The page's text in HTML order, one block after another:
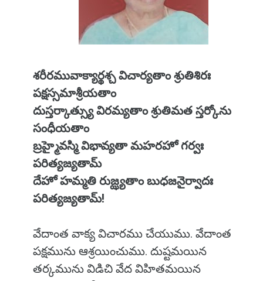
శరీరమువాక్యార్థశ్చ విచార్యతాం శ్రుతిశిరః
పక్షస్సమాశ్రీయతాం
దుస్తర్కాత్స్యు విరమ్యతాం శ్రుతిమత స్తర్కోను
సంధీయతాం
బ్రహ్మైవస్మి విభావ్యతా మహరహో గర్వః
పరిత్యజ్యతామ్
దేహో హమ్మతి రుజ్ఝ్యతాం బుధజనైర్వాదః
పరిత్యజ్యతామ్!
వేదాంత వాక్య విచారము చేయుము. వేదాంత
పక్షమును ఆశ్రయించుము. దుష్టమయిన
తర్కమును విడిచి వేద విహితమయిన